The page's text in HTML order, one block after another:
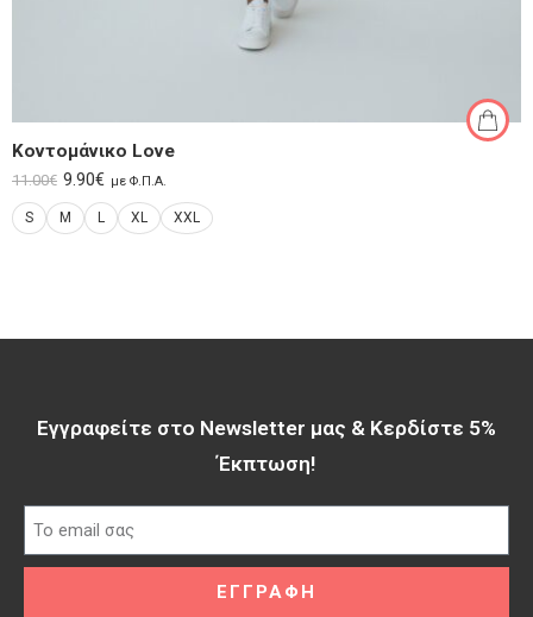
Κοντομάνικο Love
11.00€ 9.90€ με Φ.Π.Α.
S M L XL XXL
Εγγραφείτε στο Newsletter μας & Κερδίστε 5%
Έκπτωση!​
ΕΓΓΡΑΦΗ